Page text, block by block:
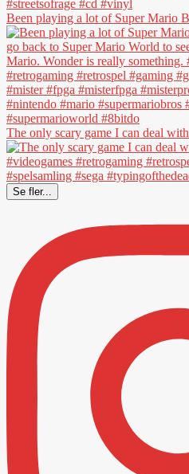
Been playing a lot of Super Mario
The only scary game I can deal
Se fler...